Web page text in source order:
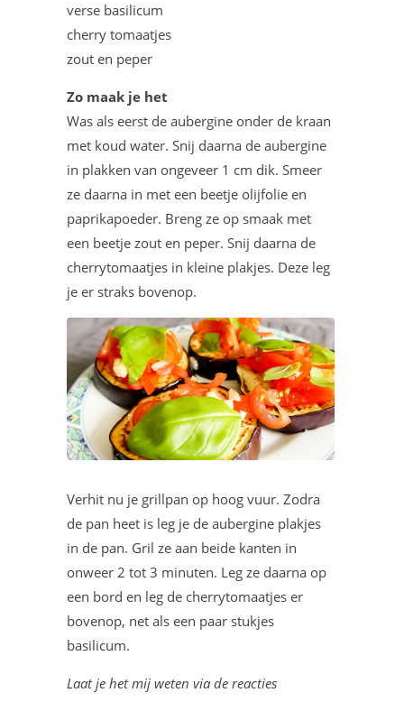
verse basilicum
cherry tomaatjes
zout en peper
Zo maak je het
Was als eerst de aubergine onder de kraan
met koud water. Snij daarna de aubergine
in plakken van ongeveer 1 cm dik. Smeer
ze daarna in met een beetje olijfolie en
paprikapoeder. Breng ze op smaak met
een beetje zout en peper. Snij daarna de
cherrytomaatjes in kleine plakjes. Deze leg
je er straks bovenop.
Verhit nu je grillpan op hoog vuur. Zodra
de pan heet is leg je de aubergine plakjes
in de pan. Gril ze aan beide kanten in
onweer 2 tot 3 minuten. Leg ze daarna op
een bord en leg de cherrytomaatjes er
bovenop, net als een paar stukjes
basilicum.
Laat je het mij weten via de reacties